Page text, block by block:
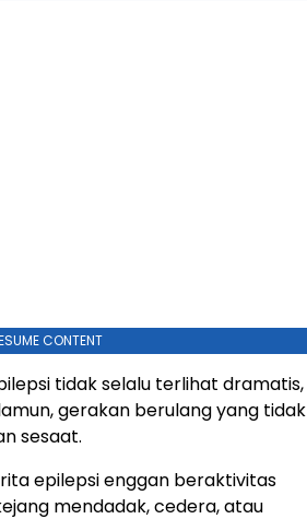
CONTENT
tidak selalu terlihat dramatis,
gerakan berulang yang tidak
sesaat.
epilepsi enggan beraktivitas
mendadak, cedera, atau